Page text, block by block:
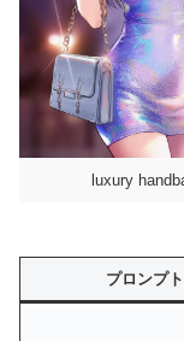
luxury
プロンプト